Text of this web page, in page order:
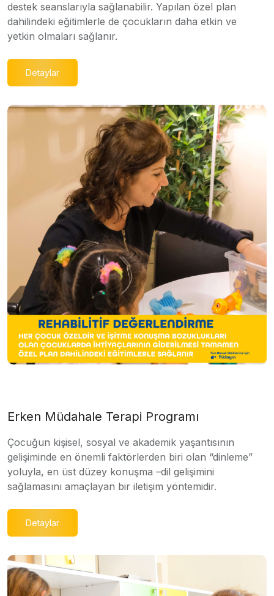
destek seanslarıyla sağlanabilir. Yapılan özel plan
dahilindeki eğitimlerle de çocukların daha etkin ve
yetkin olmaları sağlanır.
Detaylar
Erken Müdahale Terapi Programı
Çocuğun kişisel, sosyal ve akademik yaşantısının
gelişiminde en önemli faktörlerden biri olan “dinleme”
yoluyla, en üst düzey konuşma –dil gelişimini
sağlamasını amaçlayan bir iletişim yöntemidir.
Detaylar